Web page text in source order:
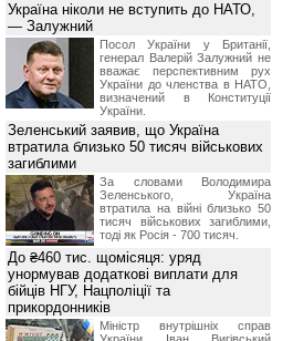
Україна ніколи не вступить до НАТО,
— Залужний
Посол України у Британії,
генерал Валерій Залужний не
вважає перспективним рух
України до членства в НАТО,
визначений в Конституції
України.
Зеленський заявив, що Україна
втратила близько 50 тисяч військових
загиблими
За словами Володимира
Зеленського, Україна
втратила на війні близько 50
тисяч військових загиблими,
тоді як Росія - 700 тисяч.
До ₴460 тис. щомісяця: уряд
унормував додаткові виплати для
бійців НГУ, Нацполіції та
прикордонників
Міністр внутрішніх справ